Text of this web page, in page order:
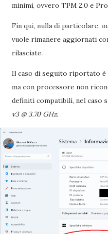
minimi, ovvero TPM 2.0 e
Fin qui, nulla di particolare,
vuole rimanere aggiornati
rilasciate.
Il caso di seguito riportato è
ma con processore non
definiti compatibili, nel caso
v3 @ 3.70 GHz.